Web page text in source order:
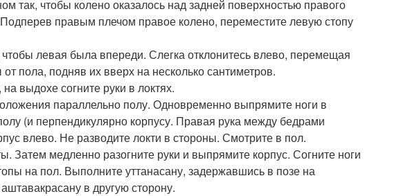
так, чтобы колено оказалось над задней поверхностью правого
правым плечом правое колено, переместите левую стопу
левая была впереди. Слегка отклонитесь влево, перемещая
пола, подняв их вверх на несколько сантиметров.
выдохе согните руки в локтях.
параллельно полу. Одновременно выпрямите ноги в
(и перпендикулярно корпусу. Правая рука между бедрами
влево. Не разводите локти в стороны. Смотрите в пол.
Затем медленно разогните руки и выпрямите корпус. Согните ноги
на пол. Выполните уттанасану, задержавшись в позе на
в другую сторону.